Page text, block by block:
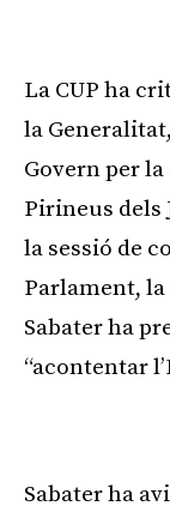
La CUP ha
la
Govern per
Pirineus dels
la sessió de
Parlament, la
Sabater ha
“acontentar
Sabater ha